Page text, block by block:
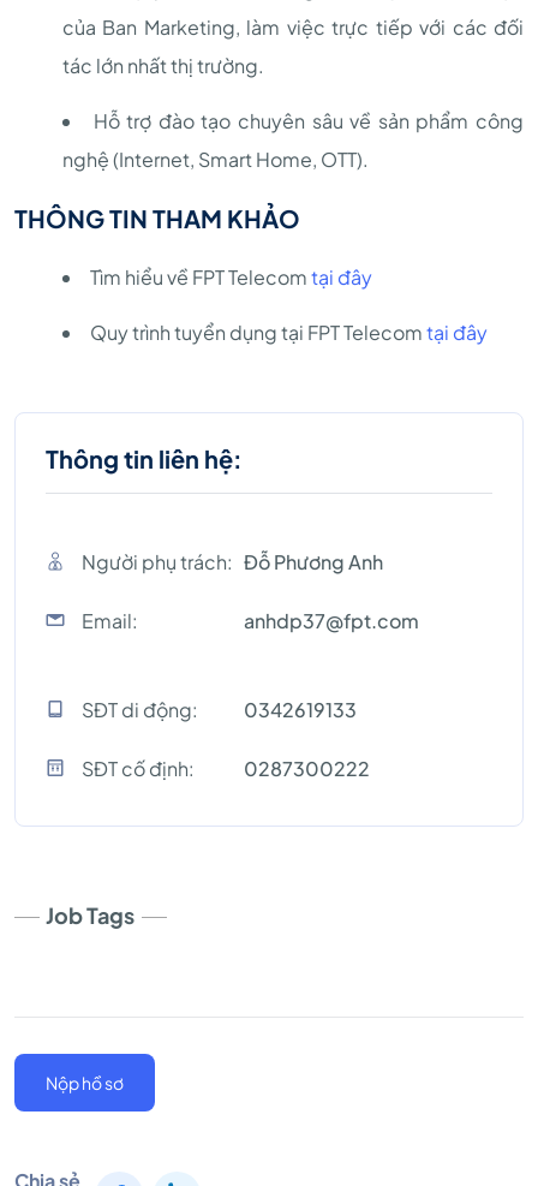
của Ban Marketing, làm việc trực tiếp với các đối
tác lớn nhất thị trường.
Hỗ trợ đào tạo chuyên sâu về sản phẩm công
nghệ (Internet, Smart Home, OTT).
THÔNG TIN THAM KHẢO
Tìm hiểu về FPT Telecomtại đây
Quy trình tuyển dụng tại FPT Telecomtại đây
Thông tin liên hệ:
Người phụ trách: Đỗ Phương Anh
Email: anhdp37@fpt.com
SĐT di động: 0342619133
SĐT cố định: 0287300222
Job Tags
Nộp hồ sơ
Chia sẻ